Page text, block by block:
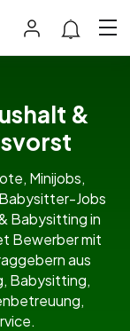
&
Minijobs,
Jobs
Babysitting in
Bewerber mit
aus
Babysitting,